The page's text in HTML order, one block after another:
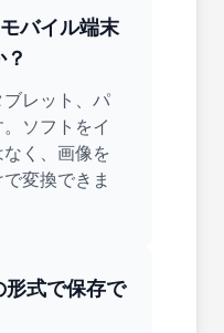
バイル端末
レット、パ
ソフトをイ
く、画像を
変換できま
形式で保存で